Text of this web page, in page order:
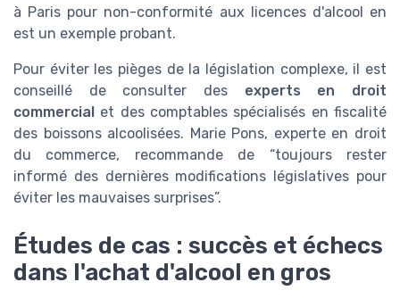
à Paris pour non-conformité aux licences d'alcool en
est un exemple probant.
Pour éviter les pièges de la législation complexe, il est
conseillé de consulter des experts en droit
commercial et des comptables spécialisés en fiscalité
des boissons alcoolisées. Marie Pons, experte en droit
du commerce, recommande de “toujours rester
informé des dernières modifications législatives pour
éviter les mauvaises surprises”.
Études de cas : succès et échecs
dans l'achat d'alcool en gros